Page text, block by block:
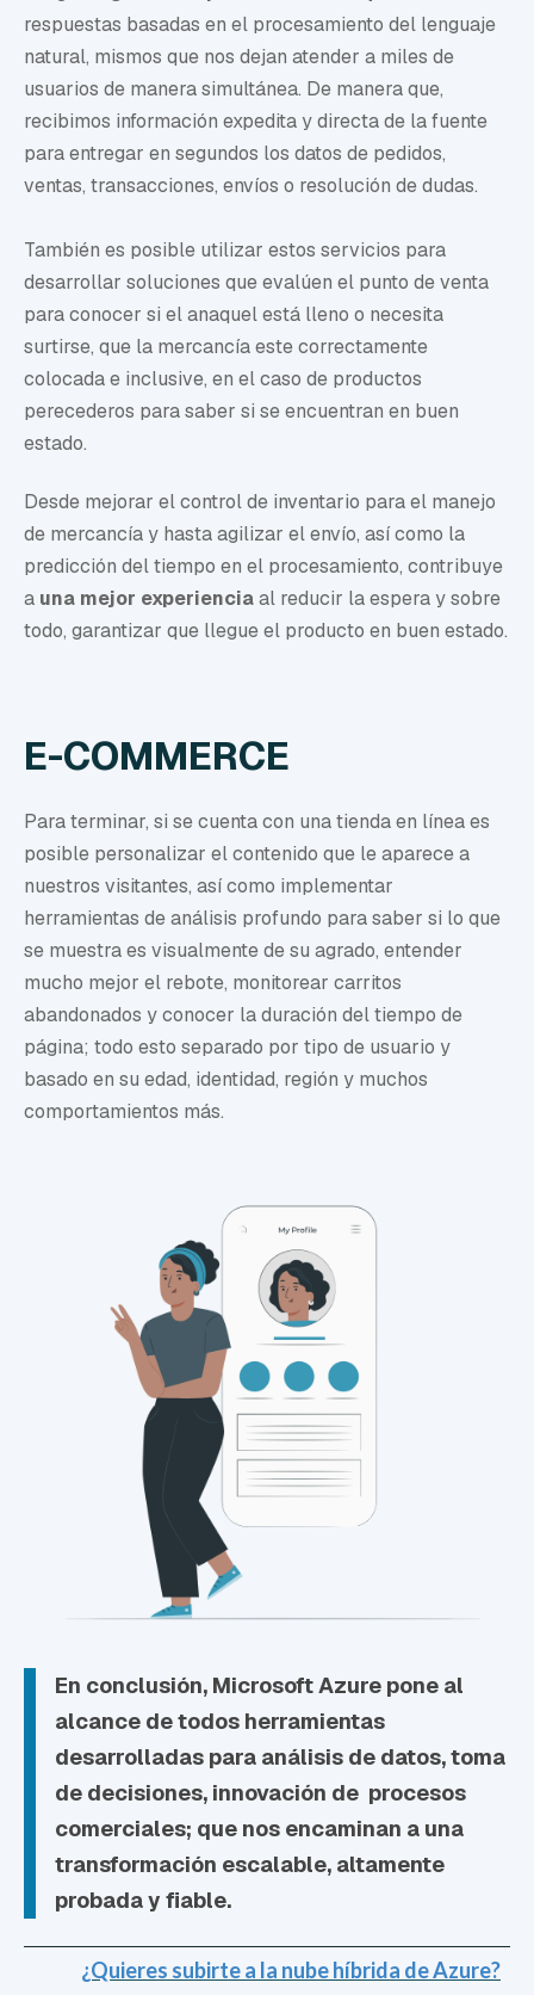
respuestas basadas en el procesamiento del lenguaje
natural, mismos que nos dejan atender a miles de
usuarios de manera simultánea. De manera que,
recibimos información expedita y directa de la fuente
para entregar en segundos los datos de pedidos,
ventas, transacciones, envíos o resolución de dudas.
También es posible utilizar estos servicios para
desarrollar soluciones que evalúen el punto de venta
para conocer si el anaquel está lleno o necesita
surtirse, que la mercancía este correctamente
colocada e inclusive, en el caso de productos
perecederos para saber si se encuentran en buen
estado.
Desde mejorar el control de inventario para el manejo
de mercancía y hasta agilizar el envío, así como la
predicción del tiempo en el procesamiento, contribuye
a una mejor experienciaal reducir la espera y sobre
todo, garantizar que llegue el producto en buen estado.
E-COMMERCE
Para terminar, si se cuenta con una tienda en línea es
posible personalizar el contenido que le aparece a
nuestros visitantes, así como implementar
herramientas de análisis profundo para saber si lo que
se muestra es visualmente de su agrado, entender
mucho mejor el rebote, monitorear carritos
abandonados y conocer la duración del tiempo de
página; todo esto separado por tipo de usuario y
basado en su edad, identidad, región y muchos
comportamientos más.
En conclusión, Microsoft Azure pone al
alcance de todos herramientas
desarrolladas para análisis de datos, toma
de decisiones, innovación de procesos
comerciales; que nos encaminan a una
transformación escalable, altamente
probada y fiable.
¿Quieres subirte a la nube híbrida de Azure?